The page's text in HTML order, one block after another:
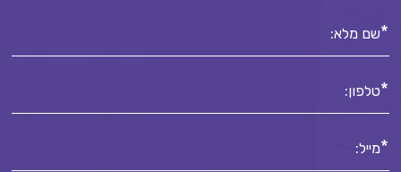
שם מלא:*
טלפון:*
מייל:*